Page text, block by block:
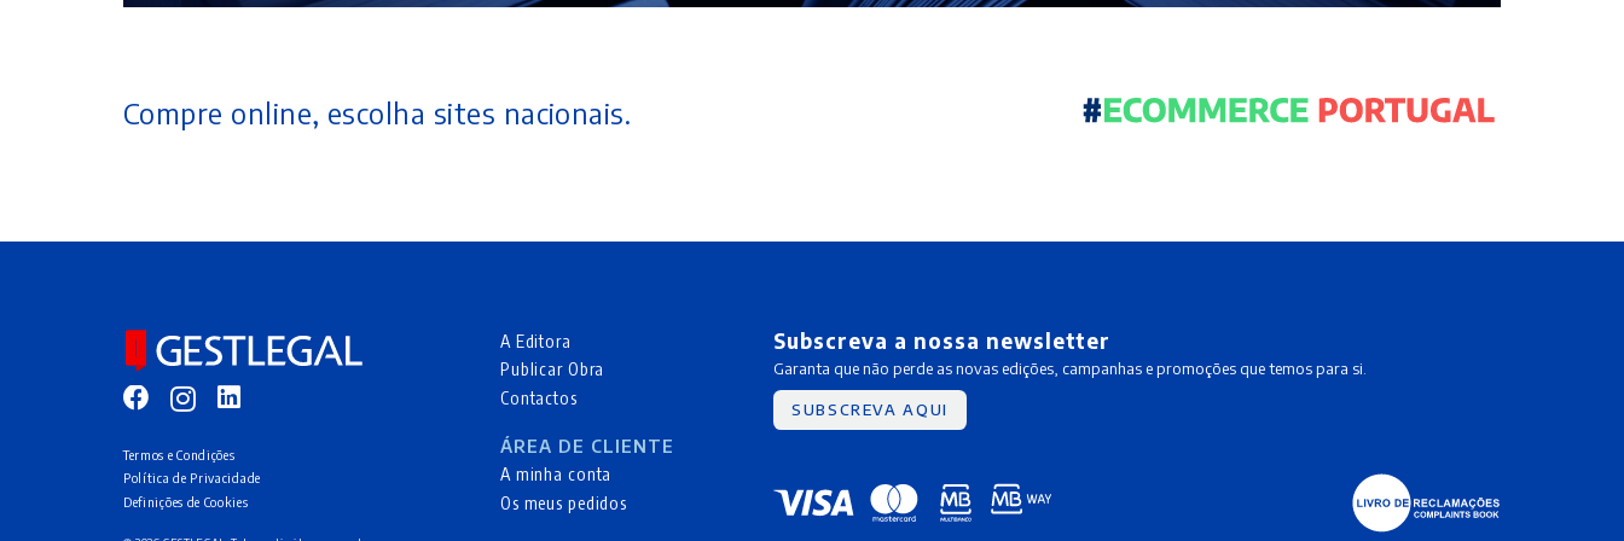
Compre online, escolha sites nacionais.
Termos e Condições
Política de Privacidade
Definições de Cookies
A Editora
Publicar Obra
Contactos
ÁREA DE CLIENTE
A minha conta
Os meus pedidos
Subscreva a nossa newsletter
Garanta que não perde as novas edições, campanhas e promoções que temos para si.
SUBSCREVA AQUI